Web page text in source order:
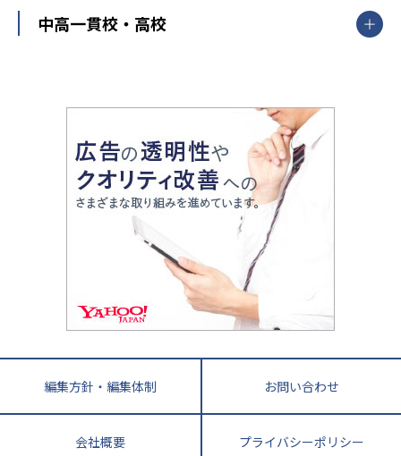
中部
愛知県
静岡県
長野県
大阪府
兵庫県 京都府 奈良県
和歌山県
鳥取県
島根県 岡山県 広島県
香川県
高知県
長崎県 熊本県
鹿児島県 沖縄県
武田塾
大学受験
教育全般
大学受験塾の選び方
中学受験に熱心な市区町村ランキング
小学校受験
家庭教師
開成番長直伝！子どもの受験を成功させる方法
運動と遊びを考える
情報Ⅰ、数学が苦手な人注目！最短距離の学力
アップ法
悩み多き「大学受験」相談室
英語・英会話・英検対策
小学校教師が解説！中学受験のリアル
教育ジャーナリストが徹底解説！ 大学受験の羅
中高一貫校・高校
大学入試改革
ママテクエグザム
進化する中高一貫校・高校
編集方針・編集体制 お問い合わせ
会社概要 プライバシーポリシー